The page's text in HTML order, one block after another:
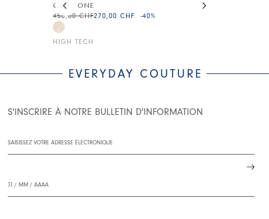
CONDONE
HIGH TECH
450,00 CHF270,00 CHF -40%
EVERYDAY COUTURE
S'INSCRIRE À NOTRE BULLETIN D'INFORMATION